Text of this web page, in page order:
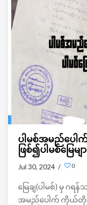
ပါမစ်အမည်ပေ
ဖြစ်၍ပါမစ်မြေ
Jul 30, 2024 / 0
မြေချ(ပါမစ်) မှ ဂရ
အမည်ပေါက် ကိုယ်တို